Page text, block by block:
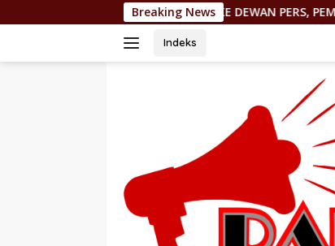
ke
Breaking News
DILAPORKAN KE DEWAN PERS, PEMIMPIN REDAKSI
Indeks